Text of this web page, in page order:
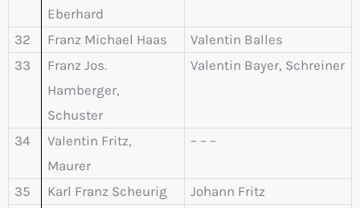
Eberhard
32 Franz Michael Haas
Valentin Balles
33
Franz Jos.
Hamberger,
Schuster
Valentin Bayer, Schreiner
34
Valentin Fritz,
Maurer
– – –
35 Karl Franz Scheurig
Johann Fritz